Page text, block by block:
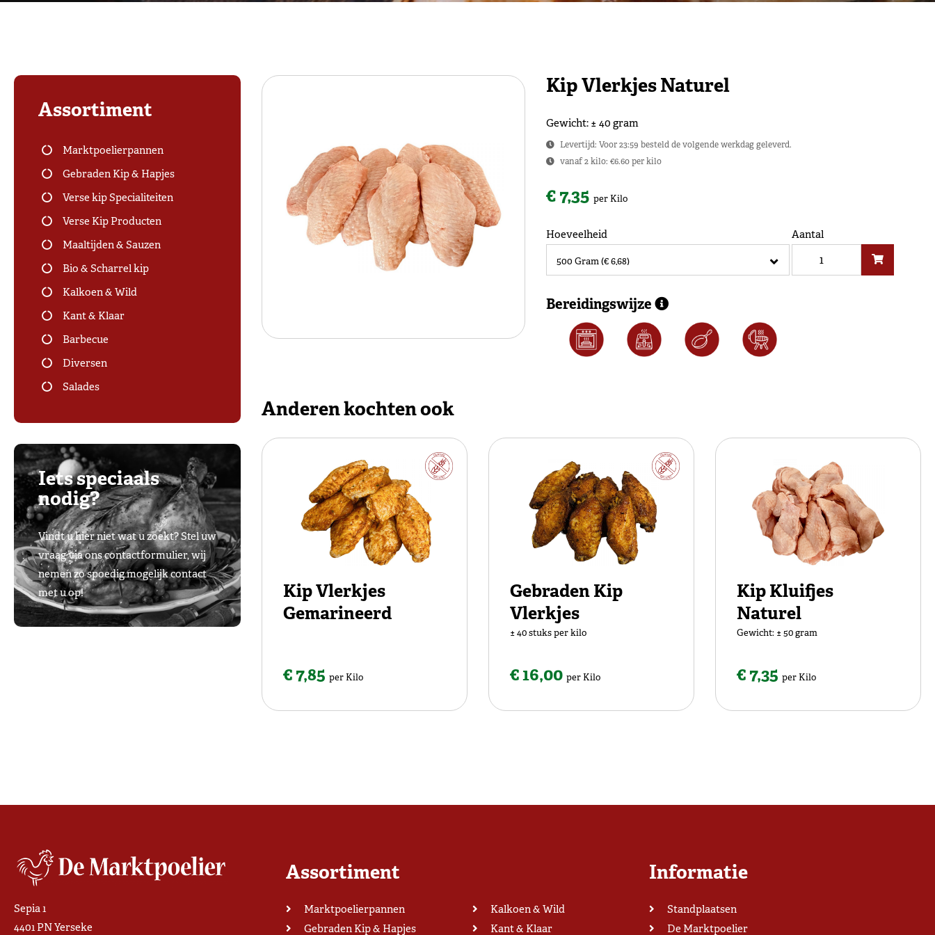
Assortiment
Marktpoelierpannen
Gebraden Kip & Hapjes
Verse kip Specialiteiten
Verse Kip Producten
Maaltijden & Sauzen
Bio & Scharrel kip
Kalkoen & Wild
Kant & Klaar
Barbecue
Diversen
Salades
Iets speciaals
nodig?
Vindt u hier niet wat u zoekt? Stel uw
vraag via ons contactformulier, wij
nemen zo spoedig mogelijk contact
met u op!
Kip Vlerkjes Naturel
Gewicht: ± 40 gram
Levertijd: Voor 23:59 besteld de volgende werkdag geleverd.
vanaf 2 kilo: €6.60 per kilo
€ 7,35per Kilo
Hoeveelheid Aantal
Bereidingswijze
Anderen kochten ook
Kip Vlerkjes
Gemarineerd
€ 7,85 per Kilo
Gebraden Kip
Vlerkjes
± 40 stuks per kilo
€ 16,00 per Kilo
Kip Kluifjes
Naturel
Gewicht: ± 50 gram
€ 7,35 per Kilo
Sepia 1
4401 PN Yerseke
Assortiment
Marktpoelierpannen
Gebraden Kip & Hapjes
Kalkoen & Wild
Kant & Klaar
Informatie
Standplaatsen
De Marktpoelier